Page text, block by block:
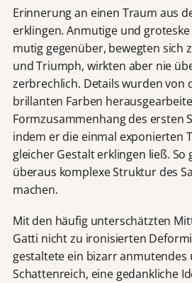
Erinnerung an einen Traum aus
erklingen. Anmutige und
mutig gegenüber, bewegten sich
und Triumph, wirkten aber nie
zerbrechlich. Details wurden von
brillanten Farben
Formzusammenhang des ersten
indem er die einmal exponierten
gleicher Gestalt erklingen ließ. So
überaus komplexe Struktur des
machen.
Mit den häufig unterschätzten
Gatti nicht zu ironisierten
gestaltete ein bizarr anmutendes
Schattenreich, eine gedankliche